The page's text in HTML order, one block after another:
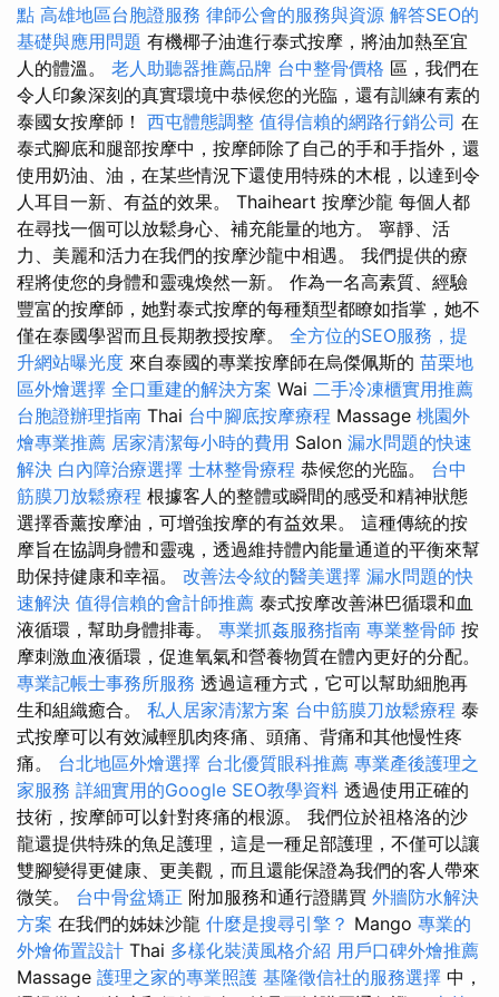
點 高雄地區台胞證服務 律師公會的服務與資源 解答SEO的
基礎與應用問題 有機椰子油進行泰式按摩，將油加熱至宜
人的體溫。 老人助聽器推薦品牌 台中整骨價格 區，我們在
令人印象深刻的真實環境中恭候您的光臨，還有訓練有素的
泰國女按摩師！ 西屯體態調整 值得信賴的網路行銷公司 在
泰式腳底和腿部按摩中，按摩師除了自己的手和手指外，還
使用奶油、油，在某些情況下還使用特殊的木棍，以達到令
人耳目一新、有益的效果。 Thaiheart 按摩沙龍 每個人都
在尋找一個可以放鬆身心、補充能量的地方。 寧靜、活
力、美麗和活力在我們的按摩沙龍中相遇。 我們提供的療
程將使您的身體和靈魂煥然一新。 作為一名高素質、經驗
豐富的按摩師，她對泰式按摩的每種類型都瞭如指掌，她不
僅在泰國學習而且長期教授按摩。 全方位的SEO服務，提
升網站曝光度 來自泰國的專業按摩師在烏傑佩斯的 苗栗地
區外燴選擇 全口重建的解決方案 Wai 二手冷凍櫃實用推薦
台胞證辦理指南 Thai 台中腳底按摩療程 Massage 桃園外
燴專業推薦 居家清潔每小時的費用 Salon 漏水問題的快速
解決 白內障治療選擇 士林整骨療程 恭候您的光臨。 台中
筋膜刀放鬆療程 根據客人的整體或瞬間的感受和精神狀態
選擇香薰按摩油，可增強按摩的有益效果。 這種傳統的按
摩旨在協調身體和靈魂，透過維持體內能量通道的平衡來幫
助保持健康和幸福。 改善法令紋的醫美選擇 漏水問題的快
速解決 值得信賴的會計師推薦 泰式按摩改善淋巴循環和血
液循環，幫助身體排毒。 專業抓姦服務指南 專業整骨師 按
摩刺激血液循環，促進氧氣和營養物質在體內更好的分配。
專業記帳士事務所服務 透過這種方式，它可以幫助細胞再
生和組織癒合。 私人居家清潔方案 台中筋膜刀放鬆療程 泰
式按摩可以有效減輕肌肉疼痛、頭痛、背痛和其他慢性疼
痛。 台北地區外燴選擇 台北優質眼科推薦 專業產後護理之
家服務 詳細實用的Google SEO教學資料 透過使用正確的
技術，按摩師可以針對疼痛的根源。 我們位於祖格洛的沙
龍還提供特殊的魚足護理，這是一種足部護理，不僅可以讓
雙腳變得更健康、更美觀，而且還能保證為我們的客人帶來
微笑。 台中骨盆矯正 附加服務和通行證購買 外牆防水解決
方案 在我們的姊妹沙龍 什麼是搜尋引擎？ Mango 專業的
外燴佈置設計 Thai 多樣化裝潢風格介紹 用戶口碑外燴推薦
Massage 護理之家的專業照護 基隆徵信社的服務選擇 中，